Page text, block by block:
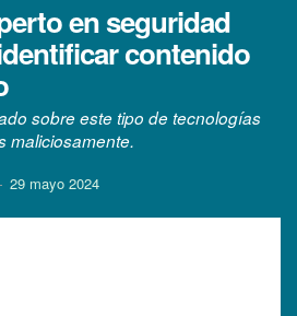
en seguridad
contenido
sobre este tipo de tecnologías
maliciosamente.
29 mayo 2024